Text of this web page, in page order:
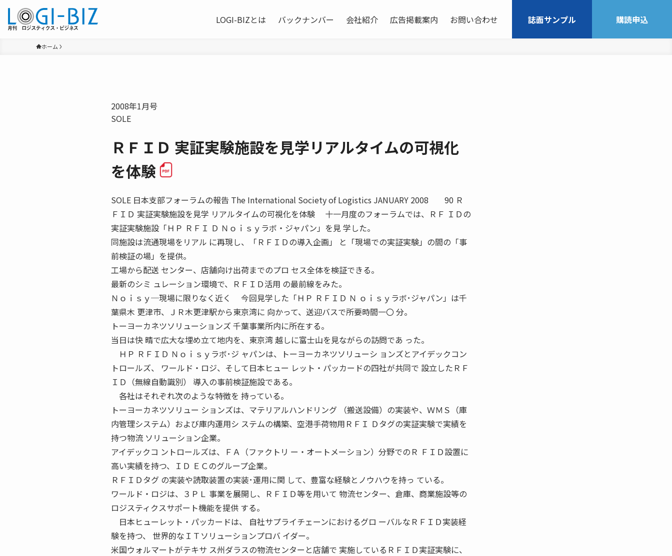
LOGI-BIZとは バックナンバー 会社紹介 広告掲載案内 お問い合わせ 誌面サンプル 購読申込
ホーム
2008年1月号
SOLE
ＲＦＩＤ 実証実験施設を見学リアルタイムの可視化
を体験
SOLE 日本支部フォーラムの報告 The International Society of Logistics JANUARY 2008 90 Ｒ
ＦＩＤ 実証実験施設を見学 リアルタイムの可視化を体験 十一月度のフォーラムでは、ＲＦ ＩＤの
実証実験施設「ＨＰ ＲＦＩ Ｄ Ｎｏｉｓｙラボ・ジャパン」を見 学した。
同施設は流通現場をリアル に再現し、「ＲＦＩＤの導入企画」 と「現場での実証実験」の間の「事
前検証の場」を提供。
工場から配送 センター、店舗向け出荷までのプロ セス全体を検証できる。
最新のシミ ュレーション環境で、ＲＦＩＤ活用 の最前線をみた。
Ｎｏｉｓｙ─現場に限りなく近く 今回見学した「ＨＰ ＲＦＩＤ Ｎ ｏｉｓｙラボ･ジャパン」は千
葉県木 更津市、ＪＲ木更津駅から東京湾に 向かって、送迎バスで所要時間一〇 分。
トーヨーカネツソリューションズ 千葉事業所内に所在する。
当日は快 晴で広大な埋め立て地内を、東京湾 越しに富士山を見ながらの訪問であ った。
ＨＰ ＲＦＩＤ Ｎｏｉｓｙラボ･ジ ャパンは、トーヨーカネツソリューシ ョンズとアイデックコン
トロールズ、 ワールド・ロジ、そして日本ヒュー レット・パッカードの四社が共同で 設立したＲＦ
ＩＤ（無線自動識別） 導入の事前検証施設である。
各社はそれぞれ次のような特徴を 持っている。
トーヨーカネツソリュー ションズは、マテリアルハンドリング （搬送設備）の実装や、ＷＭＳ（庫
内管理システム）および庫内運用シ ステムの構築、空港手荷物用ＲＦＩ Ｄタグの実証実験で実績を
持つ物流 ソリューション企業。
アイデックコ ントロールズは、ＦＡ（ファクトリ ー・オートメーション）分野でのＲ ＦＩＤ設置に
高い実績を持つ、ＩＤ ＥＣのグループ企業。
ＲＦＩＤタグ の実装や読取装置の実装･運用に関 して、豊富な経験とノウハウを持っ ている。
ワールド・ロジは、３ＰＬ 事業を展開し、ＲＦＩＤ等を用いて 物流センター、倉庫、商業施設等の
ロジスティクスサポート機能を提供 する。
日本ヒューレット・パッカードは、 自社サプライチェーンにおけるグロ ーバルなＲＦＩＤ実装経
験を持つ、 世界的なＩＴソリューションプロバ イダー。
米国ウォルマートがテキサ ス州ダラスの物流センターと店舗で 実施しているＲＦＩＤ実証実験に、